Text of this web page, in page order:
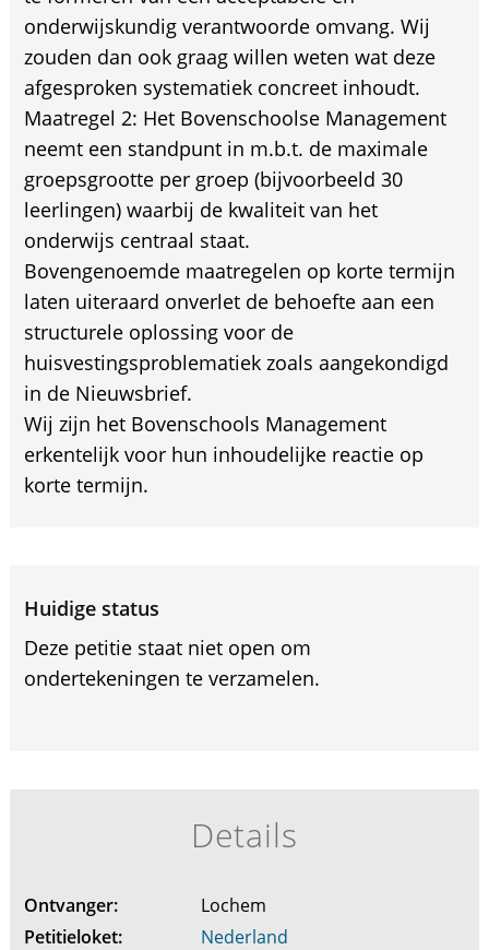
onderwijskundig verantwoorde omvang. Wij
zouden dan ook graag willen weten wat deze
afgesproken systematiek concreet inhoudt.
Maatregel 2: Het Bovenschoolse Management
neemt een standpunt in m.b.t. de maximale
groepsgrootte per groep (bijvoorbeeld 30
leerlingen) waarbij de kwaliteit van het
onderwijs centraal staat.
Bovengenoemde maatregelen op korte termijn
laten uiteraard onverlet de behoefte aan een
structurele oplossing voor de
huisvestingsproblematiek zoals aangekondigd
in de Nieuwsbrief.
Wij zijn het Bovenschools Management
erkentelijk voor hun inhoudelijke reactie op
korte termijn.
Huidige status
Deze petitie staat niet open om
ondertekeningen te verzamelen.
Details
Ontvanger:
Lochem
Petitieloket:
Nederland